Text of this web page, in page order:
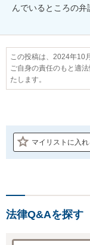
んでいるところの弁
この投稿は、2024年10
ご自身の責任のもと適
たします。
マイリストに入れ
法律Q&Aを探す